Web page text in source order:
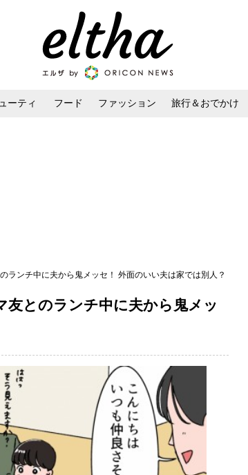
ーティ フード ファッション 旅行＆おでかけ
ランチ中に夫から鬼メッセ！ 外面のいい夫は家では別人？
友とのランチ中に夫から鬼メッ